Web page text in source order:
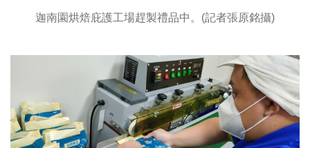
迦南園烘焙庇護工場趕製禮品中。(記者張原銘攝)